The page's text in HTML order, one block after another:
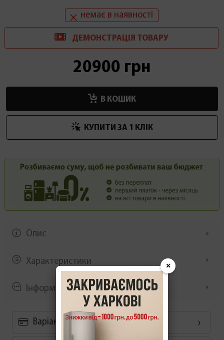
немає в наявності
ДЕМОНСТРАЦІЯ ТОВАРУ
20900 грн
В КОШИК
КУПИТИ ЗА 1 КЛIК
Опис
Характеристики
Інформація/демонстрація
Варіанти оплати
×